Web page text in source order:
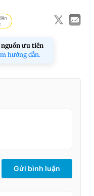
nguồn ưu tiên
hướng dẫn.
Gửi bình luận